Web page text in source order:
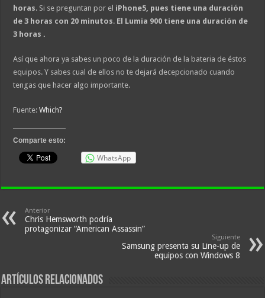
horas. Si se preguntan por el iPhone5, pues tiene una duración
de 3 horas con 20 minutos. El Lumia 900 tiene una duración de
3 horas .
Así que ahora ya sabes un poco de la duración de la bateria de éstos
equipos. Y sabes cual de ellos no te dejará decepcionado cuando
tengas que hacer algo importante.
Fuente:Which?
Comparte esto:
WhatsApp
Anterior
Chris Hemsworth podría
protagonizar “American Assassin”
Siguiente
Samsung presenta su Line-up de
equipos con Windows 8
Artículos relacionados